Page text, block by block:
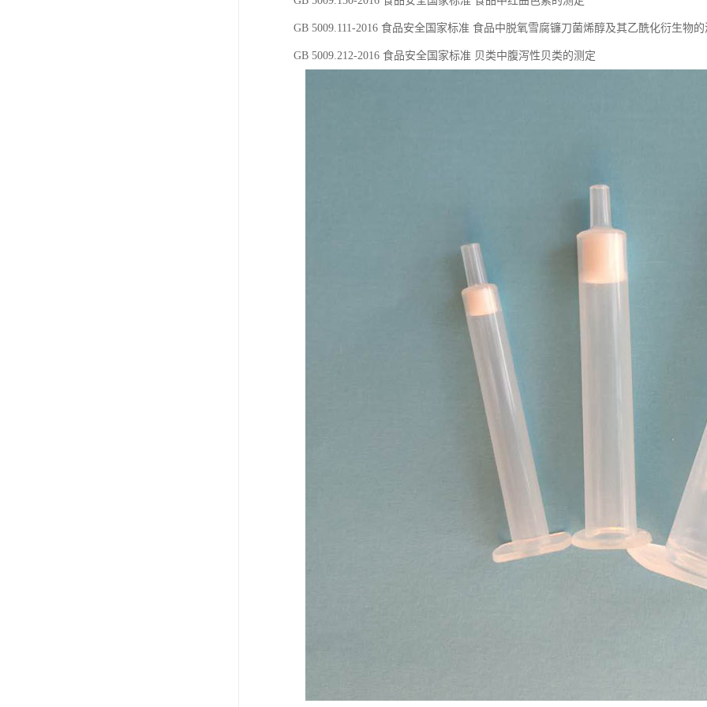
GB 5009.111-2016 ⻝品安全国家标准 ⻝品中脱氧雪腐镰⼑菌烯醇及其⼄酰化衍⽣物
GB 5009.212-2016 ⻝品安全国家标准 ⻉类中腹泻性⻉类的测定